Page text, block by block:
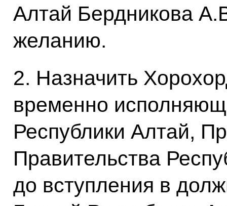
Алтай Бердникова
желанию.
2. Назначить
временно
Республики Алтай,
Правительства
до вступления в